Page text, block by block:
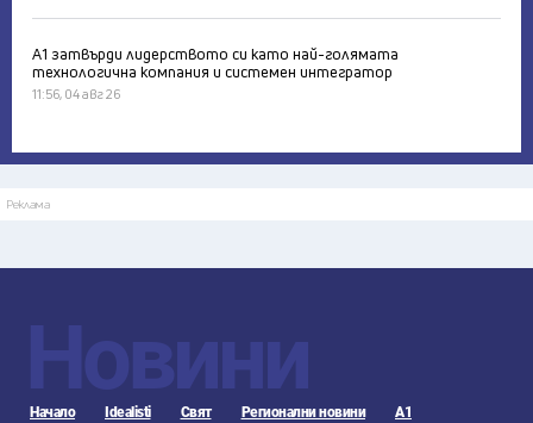
А1 затвърди лидерството си като най-голямата
технологична компания и системен интегратор
11:56, 04 авг 26
Реклама
Новини
Начало Idealisti Свят Регионални новини А1